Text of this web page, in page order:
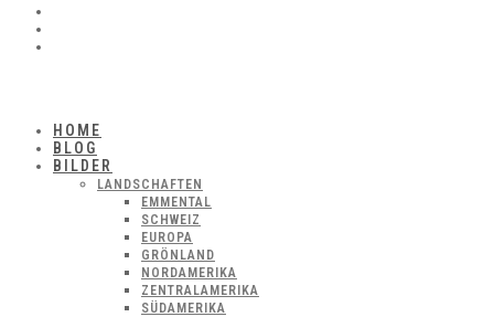
HOME
BLOG
BILDER
LANDSCHAFTEN
EMMENTAL
SCHWEIZ
EUROPA
GRÖNLAND
NORDAMERIKA
ZENTRALAMERIKA
SÜDAMERIKA